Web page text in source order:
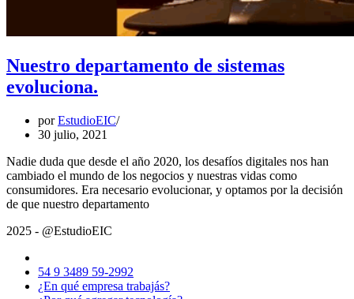
Nuestro departamento de sistemas
evoluciona.
porEstudioEIC
30 julio, 2021
Nadie duda que desde el año 2020, los desafíos digitales nos han
cambiado el mundo de los negocios y nuestras vidas como
consumidores. Era necesario evolucionar, y optamos por la decisión
de que nuestro departamentoNuestro
2025 - @EstudioEIC
54 9 3489 59-2992
¿En qué empresa trabajás?